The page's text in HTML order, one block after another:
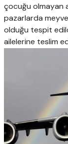
çocuğu olmayan
pazarlarda
olduğu tespit
ailelerine teslim